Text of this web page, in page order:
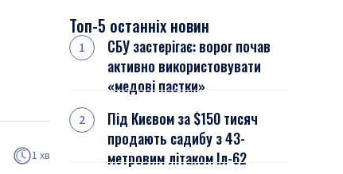
1 хв
Топ-5 останніх новин
СБУ застерігає: ворог почав
активно використовувати
«медові пастки»
Під Києвом за $150 тисяч
продають садибу з 43-
метровим літаком Іл-62